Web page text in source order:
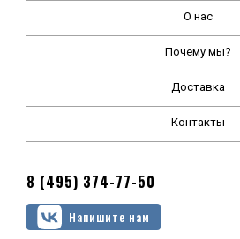
О нас
Почему мы?
Доставка
Контакты
8 (495) 374-77-50
Напишите нам